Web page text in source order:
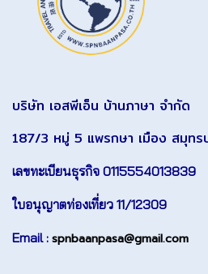
บริษัท เอสพีเอ็น บ้านภาษา จำกัด
187/3 หมู่ 5 แพรกษา เมือง สมุท
เลขทะเบียนธุรกิจ 0115554013839
ใบอนุญาตท่องเที่ยว 11/12309
Email : spnbaanpasa@gmail.com